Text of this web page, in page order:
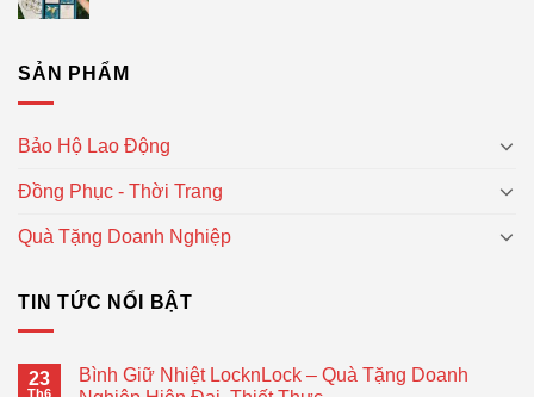
SẢN PHẨM
Bảo Hộ Lao Động
Đồng Phục - Thời Trang
Quà Tặng Doanh Nghiệp
TIN TỨC NỔI BẬT
23
Th6
Bình Giữ Nhiệt LocknLock – Quà Tặng Doanh